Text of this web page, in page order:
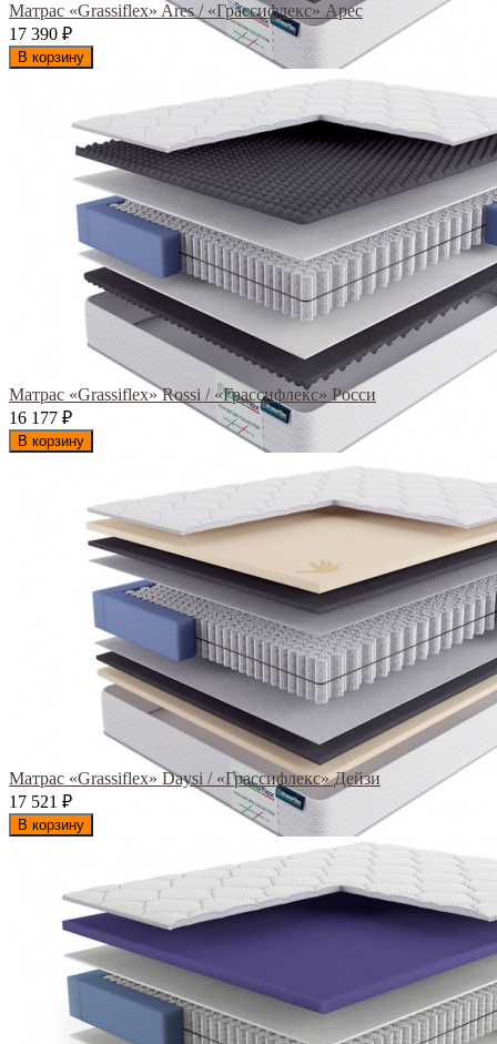
Матрас «Grassiflex» Ares / «Грассифлекс» Арес
17 390 ₽
В корзину
Матрас «Grassiflex» Rossi / «Грассифлекс» Росси
16 177 ₽
В корзину
Матрас «Grassiflex» Daysi / «Грассифлекс» Дейзи
17 521
₽
В корзину